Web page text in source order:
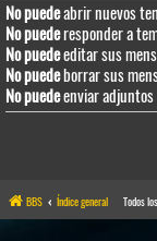
No puedeabrir nuevos
No puederesponder a
No puedeeditar sus
No puedeborrar sus
No puedeenviar adjuntos
BBS Índice general Todos